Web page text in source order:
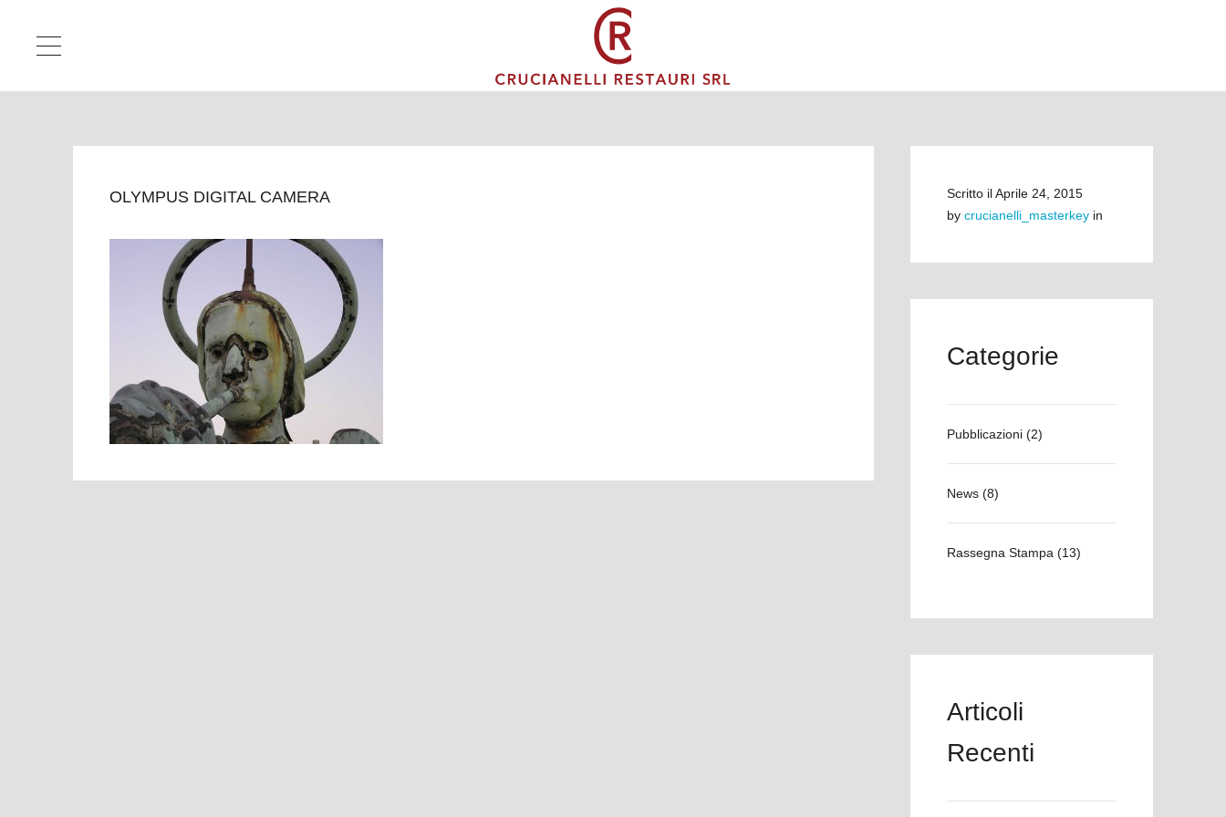
OLYMPUS DIGITAL CAMERA Scritto ilAprile 24, 2015
by crucianelli_masterkey in
Categorie
Pubblicazioni (2)
News (8)
Rassegna Stampa (13)
Articoli
Recenti